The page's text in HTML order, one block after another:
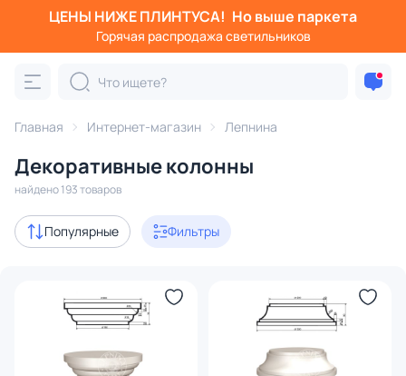
ЦЕНЫ НИЖЕ ПЛИНТУСА! Но выше паркета
Горячая распродажа светильников
Главная Интернет-магазин Лепнина
Декоративные колонны
найдено 193 товаров
Популярные Фильтры
Фильтры
Категория: Колонны
капитель ствол база балясины
с 3D-моделями
В наличии 109